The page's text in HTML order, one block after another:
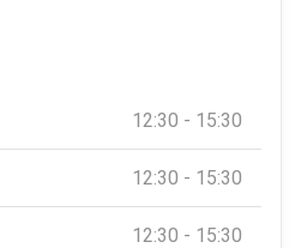
12:30 - 15:30
12:30 - 15:30
12:30 - 15:30